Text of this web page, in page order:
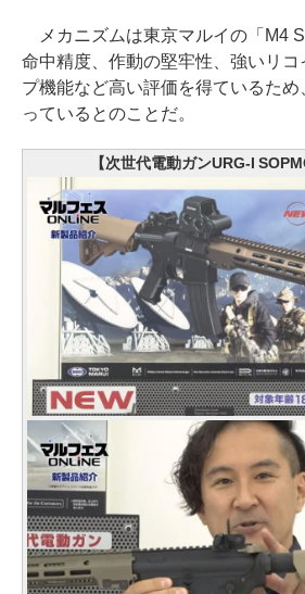
メカニズムは東京マルイの「M4
命中精度、作動の堅牢性、強いリコ
プ機能など高い評価を得ているた
っているとのことだ。
【次世代電動ガンURG-I